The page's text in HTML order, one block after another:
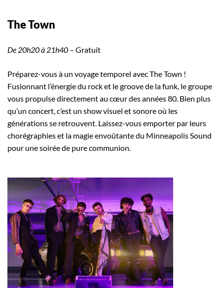
The Town
De 20h20 à 21h40 – Gratuit
Préparez-vous à un voyage temporel avec The Town !
Fusionnant l’énergie du rock et le groove de la funk, le groupe
vous propulse directement au cœur des années 80. Bien plus
qu’un concert, c’est un show visuel et sonore où les
générations se retrouvent. Laissez-vous emporter par leurs
chorégraphies et la magie envoûtante du Minneapolis Sound
pour une soirée de pure communion.